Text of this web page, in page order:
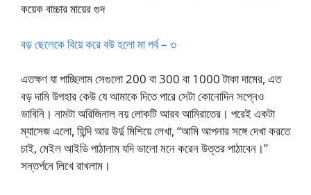
কয়েক বাচ্চার মায়ের গুদ
বড় ছেলেকে বিয়ে করে বউ হলো মা পর্ব – ৩
এতক্ষণ যা পাচ্ছিলাম সেগুলো 200 বা 300 বা 1000 টাকা দামের, এত
বড় দামি উপহার কেউ যে আমাকে দিতে পারে সেটা কোনোদিন সপ্নেও
ভাবিনি। নামটা অরিজিনাল নয় লোকটি আরব আমিরাতের। পরেই একটা
ম্যাসেজ এলো, হিন্দি আর উর্দু মিশিয়ে লেখা, “আমি আপনার সঙ্গে দেখা করতে
চাই, মেইল আইডি পাঠালাম যদি ভালো মনে করেন উত্তর পাঠাবেন।”
সন্তর্পনে লিখে রাখলাম।